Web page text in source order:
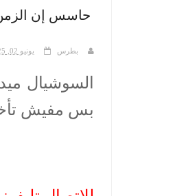
حاسس إن الزمن
بطرس يونيو 02, 2025
السوشيال
بس مفيش